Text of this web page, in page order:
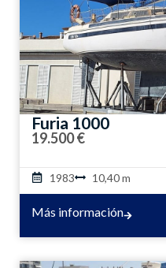
Furia 1000
19.500 €
1983 10,40 m
Más información